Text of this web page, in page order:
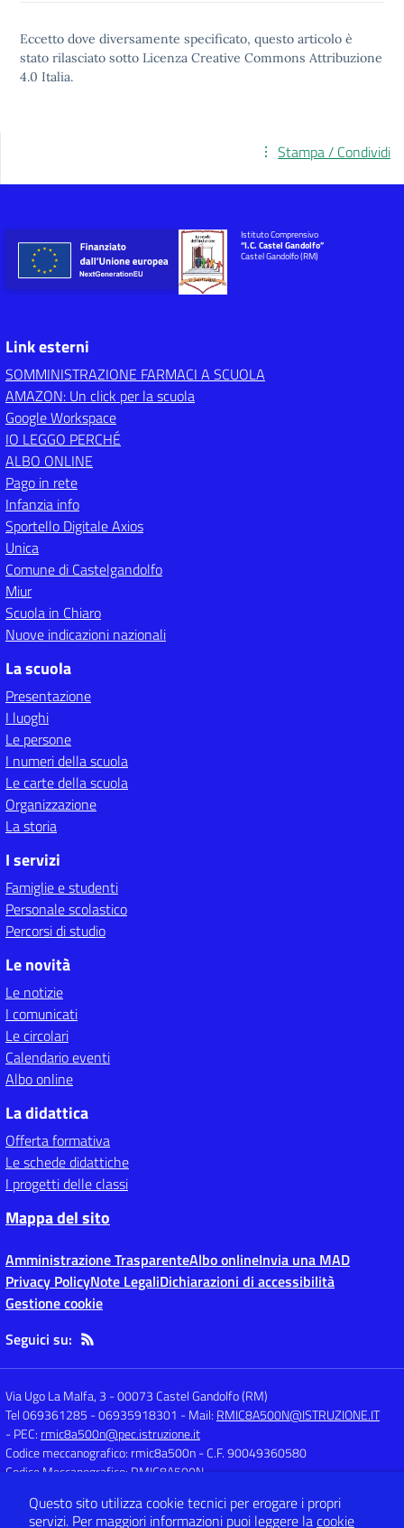
Eccetto dove diversamente specificato, questo articolo è
stato rilasciato sotto Licenza Creative Commons Attribuzione
4.0 Italia.
Stampa / Condividi
Istituto Comprensivo
“I.C. Castel Gandolfo”
Castel Gandolfo (RM)
Link esterni
SOMMINISTRAZIONE FARMACI A SCUOLA
AMAZON: Un click per la scuola
Google Workspace
IO LEGGO PERCHÉ
ALBO ONLINE
Pago in rete
Infanzia info
Sportello Digitale Axios
Unica
Comune di Castelgandolfo
Miur
Scuola in Chiaro
Nuove indicazioni nazionali
La scuola
Presentazione
I luoghi
Le persone
I numeri della scuola
Le carte della scuola
Organizzazione
La storia
I servizi
Famiglie e studenti
Personale scolastico
Percorsi di studio
Le novità
Le notizie
I comunicati
Le circolari
Calendario eventi
Albo online
La didattica
Offerta formativa
Le schede didattiche
I progetti delle classi
Mappa del sito
Amministrazione TrasparenteAlbo onlineInvia una MAD
Privacy PolicyNote LegaliDichiarazioni di accessibilità
Gestione cookie
Seguici su:
Via Ugo La Malfa, 3 -00073 Castel Gandolfo (RM)
Tel 069361285 - 06935918301 - Mail: RMIC8A500N@ISTRUZIONE.IT
- PEC: rmic8a500n@pec.istruzione.it
Codice meccanografico: rmic8a500n- C.F. 90049360580
Codice Meccanografico: RMIC8A500N
Questo sito utilizza cookie tecnici per erogare i propri
servizi. Per maggiori informazioni puoi leggere lacookie